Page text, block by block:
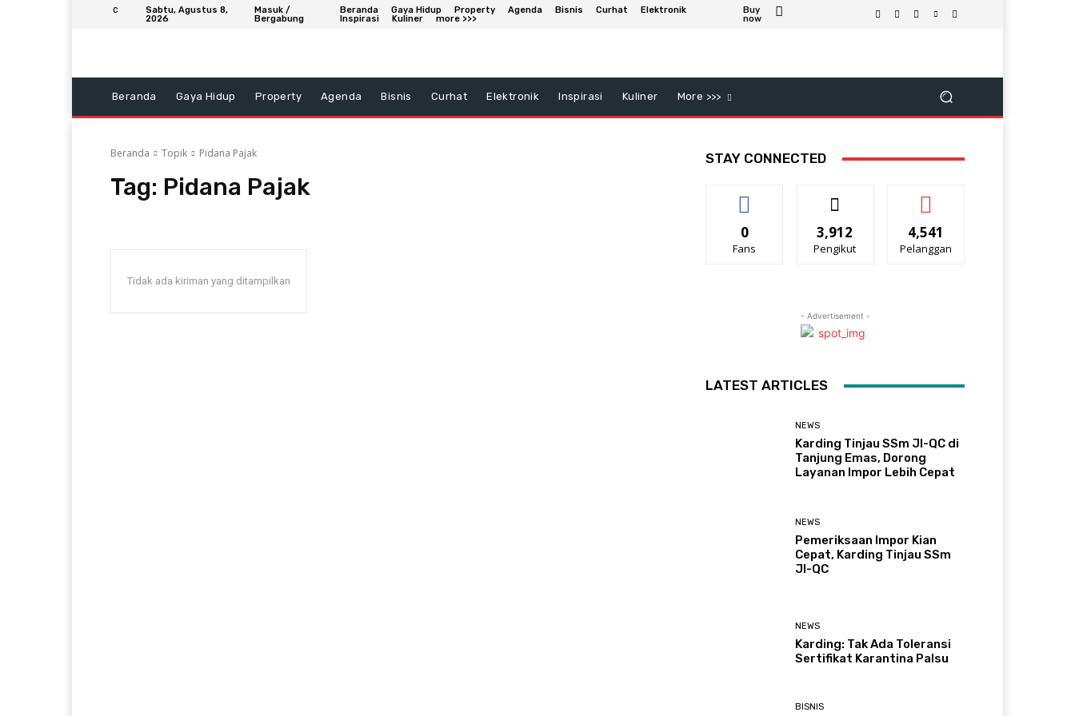
C
Sabtu, Agustus 8,
2026
Masuk /
Bergabung
Beranda Gaya Hidup Property Agenda Bisnis Curhat
Elektronik
Inspirasi
Kuliner more >>>
Buy
now
Beranda Gaya Hidup Property Agenda Bisnis Curhat Elektronik Inspirasi Kuliner More >>>
Beranda Topik Pidana Pajak
Tag: Pidana Pajak
Tidak ada kiriman yang ditampilkan
STAY CONNECTED
0
Fans
3,912
Pengikut
4,541
Pelanggan
- Advertisement -
LATEST ARTICLES
NEWS
Karding Tinjau SSm JI-QC di
Tanjung Emas, Dorong
Layanan Impor Lebih Cepat
NEWS
Pemeriksaan Impor Kian
Cepat, Karding Tinjau SSm
JI-QC
NEWS
Karding: Tak Ada Toleransi
Sertifikat Karantina Palsu
BISNIS